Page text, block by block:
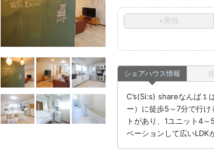
×男性
シェアハウス情報
C’s(Si:s) shareなんば１
ー）に徒歩5～7分で行
トがあり、1ユニット4
ベーションして広いLDK